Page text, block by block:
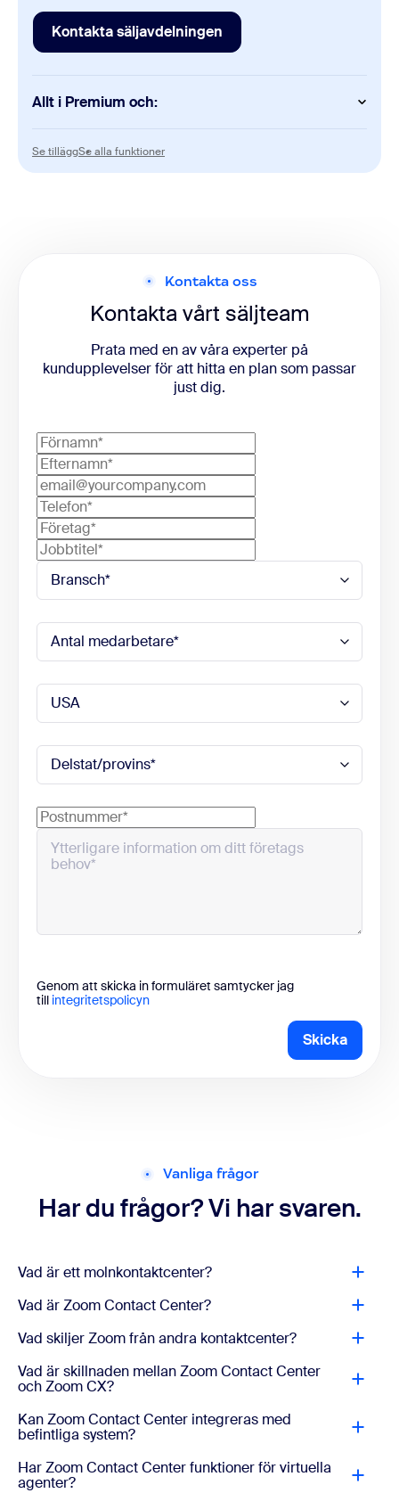
Kontakta säljavdelningen
Kontakta säljavdelningen
Allt i Premium och:
AI-experthjälp
Se tilläggSe tillägg
Se alla funktioner
Kontakta oss
Kontakta vårt säljteam
Prata med en av våra experter på
kundupplevelser för att hitta en plan som passar
just dig.
Genom att skicka in formuläret samtycker jag
till integritetspolicyn
Skicka
Vanliga frågor
Har du frågor? Vi har svaren.
Vad är ett molnkontaktcenter?
Vad är Zoom Contact Center?
Vad skiljer Zoom från andra kontaktcenter?
Vad är skillnaden mellan Zoom Contact Center
och Zoom CX?
Kan Zoom Contact Center integreras med
befintliga system?
Har Zoom Contact Center funktioner för virtuella
agenter?